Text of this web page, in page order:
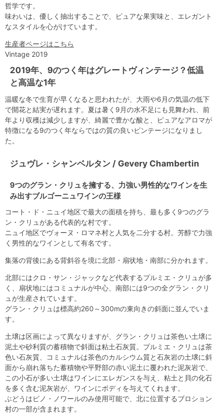
哲学です。
味わいは、優しく抽出することで、ピュアな果実味と、エレガント
なスタイルを心がけています。
生産者ページはこちら
Vintage 2019
2019年、9のつく年はグレートヴィンテージ？低温
と高温な1年
温暖な冬で生育が早くなると思われたが、大雨や6月の気温の低下
で開花と結実が遅れます。夏は暑く9月の水不足にも見舞われ、前
年より収穫は減少しますが、綺麗で豊かな酸と、ピュアなアロマが
特徴になる9のつく年ならではの質の良いビンテージになりまし
た。
ジュヴレ・シャンベルタン / Gevery Chambertin
9つのグラン・クリュを擁する、力強い男性的なワインを生
み出すブルゴーニュワインの王様
コート・ド・ニュイ地区で最大の面積を持ち、最も多く9つのグラ
ン・クリュがある代表的な村です。
ニュイ地区でヴォーヌ・ロマネ村と人気を二分する村。芳醇で力強
く男性的なワインとして有名です。
集落の背後にある背斜谷を境に北部・扇状地・南部に分かれます。
北部にはクロ・サン・ジャックなど代表するプルミエ・クリュが多
く、扇状地にはコミュナルが中心、南部には9つの全グラン・クリ
ュが生産されています。
グラン・クリュは標高約260～300mの東向きの斜面に並んでいま
す。
土壌は区画によって異なりますが、グラン・クリュは茶色い土壌に
泥土や砂利質の蓄積物で斜面は粘土石灰質。プルミエ・クリュは茶
色い石灰質、コミュナルは茶色のカルシウム質と石灰岩の土壌に斜
面から崩れ落ちた蓄積物や平野部の赤い泥土に覆われた泥灰岩で、
この小石が多い土壌はワインにエレガンスを与え、粘土と貝の化石
を多く含む泥灰岩が、ワインにボディを与えてくれます。
ぶどうはピノ・ノワールのみ使用可能で、北に位置するブロション
村の一部が含まれます。